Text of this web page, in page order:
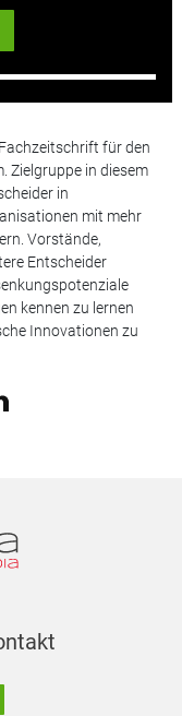
für den
Zielgruppe in diesem
in
mit mehr
Vorstände,
Entscheider
kennen zu lernen
Innovationen zu